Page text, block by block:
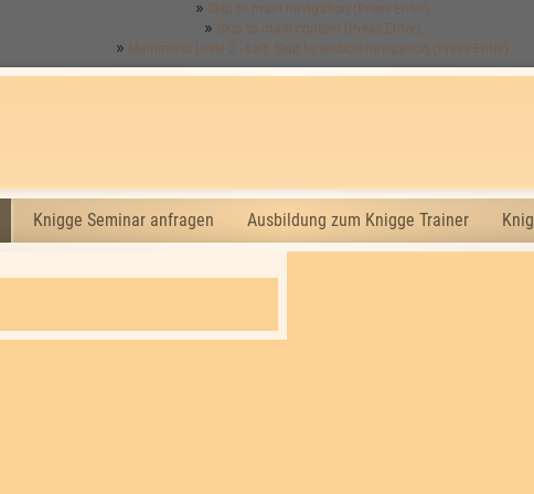
Skip to main navigation (Press Enter).
Skip to main content (Press Enter).
Mainmenu Level 2 - Left: Skip to section navigation (Press Enter).
Knigge Seminar anfragen Ausbildung zum Knigge Trainer